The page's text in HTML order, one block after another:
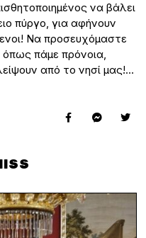
να βάλει
πύργο, για αφήνουν
Να προσευχόμαστε
όπως πάμε πρόνοια,
από το νησί μας!…